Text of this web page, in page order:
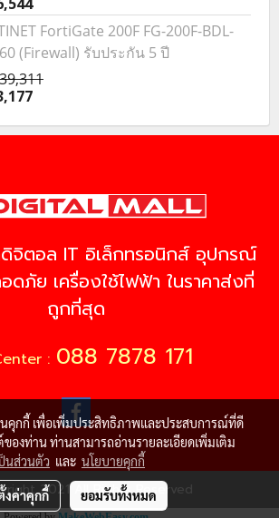
FortiGate 200F FG-200F-BDL-
(Firewall) รับประกัน 5 ปี
จิตอล IT อิเล็กทรอนิกส์ อุปกรณ์
ดภัย เครื่องใช้ไฟฟ้า ในราคาส่งที่
ถูกที่สุด
: 088 7878 171
2021 All Rights Reserved
นคุกกี้ เพื่อเพิ่มประสิทธิภาพและประสบการณ์ที่ดี
ของท่าน ท่านสามารถอ่านรายละเอียดเพิ่มเติม
นส่วนตัว และ นโยบายคุกกี้
งค่าคุกกี้ ยอมรับทั้งหมด